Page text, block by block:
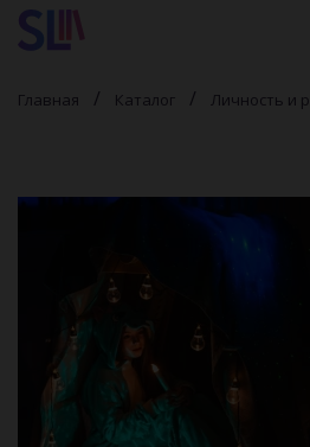
Главная Каталог Личность и